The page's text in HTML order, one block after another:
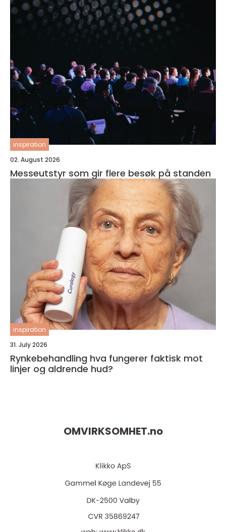
inspiration
02. August 2026
Messeutstyr som gir flere besøk på standen
inspiration
31. July 2026
Rynkebehandling hva fungerer faktisk mot
linjer og aldrende hud?
OMVIRKSOMHET.no